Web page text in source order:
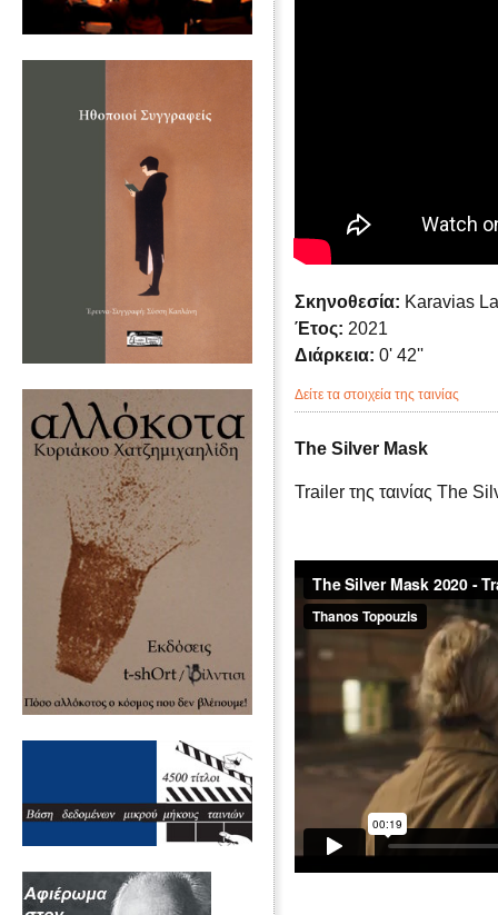
Σκηνοθεσία: Karavias
Έτος: 2021
Διάρκεια: 0' 42''
Δείτε τα στοιχεία της ταινίας
The Silver Mask
Trailer της ταινίας The